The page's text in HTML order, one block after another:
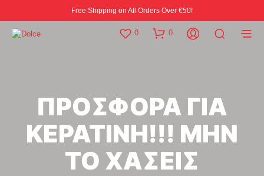
Free Shipping on All Orders Over €50!
0 0
ΠΡΟΣΦΟΡΑ ΓΙΑ
ΚΕΡΑΤΙΝΗ!!! ΜΗΝ
ΤΟ ΧΑΣΕΙΣ